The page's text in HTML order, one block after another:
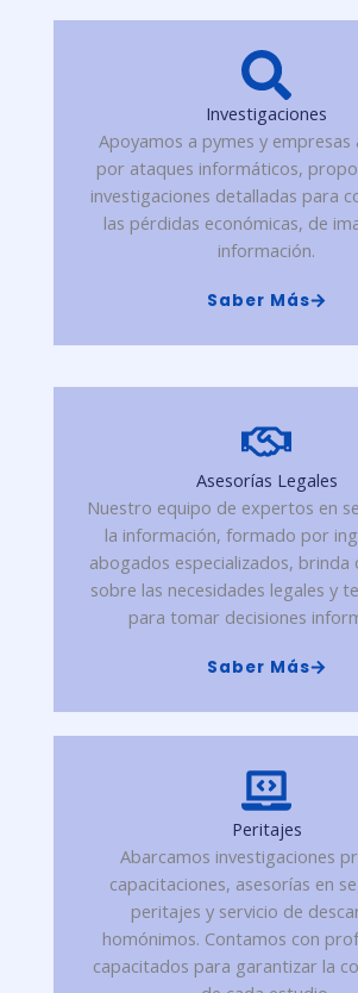
Investigaciones
Apoyamos a pymes y empresas
por ataques informáticos,
investigaciones detalladas para
las pérdidas económicas, de
información.
Saber Más
Asesorías Legales
Nuestro equipo de expertos en
la información, formado por
abogados especializados, brinda
sobre las necesidades legales y
para tomar decisiones
Saber Más
Peritajes
Abarcamos investigaciones
capacitaciones, asesorías en
peritajes y servicio de
homónimos. Contamos con
capacitados para garantizar la